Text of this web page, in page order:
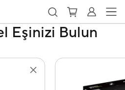
Eşinizi Bulun